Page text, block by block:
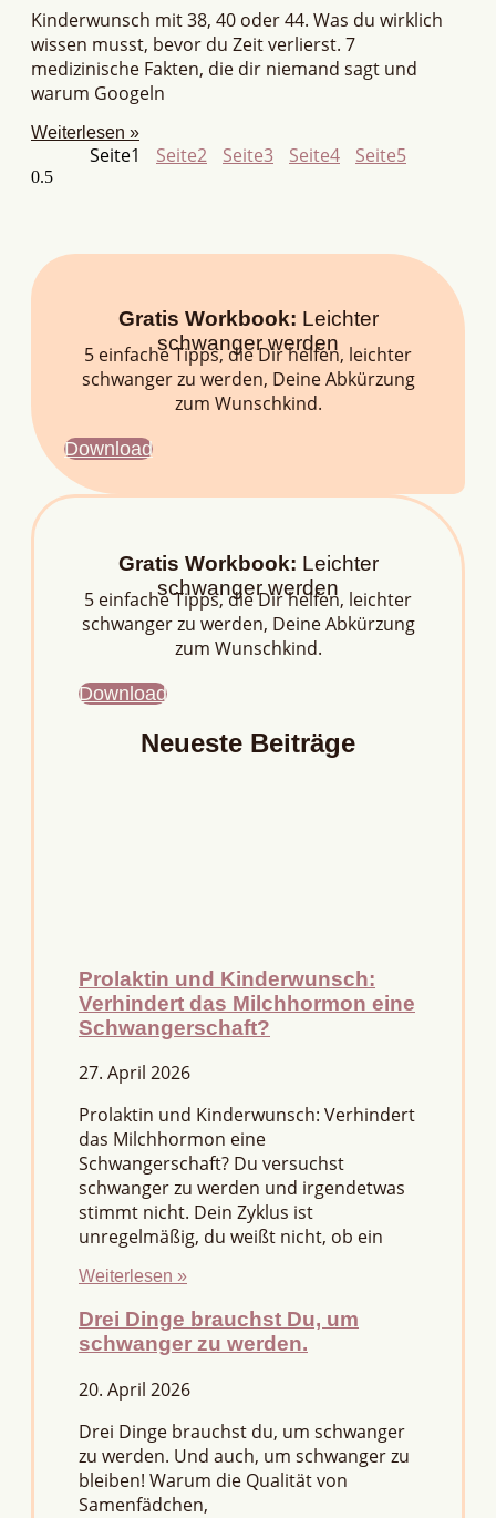
Kinderwunsch mit 38, 40 oder 44. Was du wirklich
wissen musst, bevor du Zeit verlierst. 7
medizinische Fakten, die dir niemand sagt und
warum Googeln
Weiterlesen »
Seite1 Seite2 Seite3 Seite4 Seite5
Gratis Workbook: Leichter
schwanger werden
5 einfache Tipps, die Dir helfen, leichter
schwanger zu werden, Deine Abkürzung
zum Wunschkind.
Download
Gratis Workbook: Leichter
schwanger werden
5 einfache Tipps, die Dir helfen, leichter
schwanger zu werden, Deine Abkürzung
zum Wunschkind.
Download
Neueste Beiträge
Prolaktin und Kinderwunsch:
Verhindert das Milchhormon eine
Schwangerschaft?
27. April 2026
Prolaktin und Kinderwunsch: Verhindert
das Milchhormon eine
Schwangerschaft? Du versuchst
schwanger zu werden und irgendetwas
stimmt nicht. Dein Zyklus ist
unregelmäßig, du weißt nicht, ob ein
Weiterlesen »
Drei Dinge brauchst Du, um
schwanger zu werden.
20. April 2026
Drei Dinge brauchst du, um schwanger
zu werden. Und auch, um schwanger zu
bleiben! Warum die Qualität von
Samenfädchen,